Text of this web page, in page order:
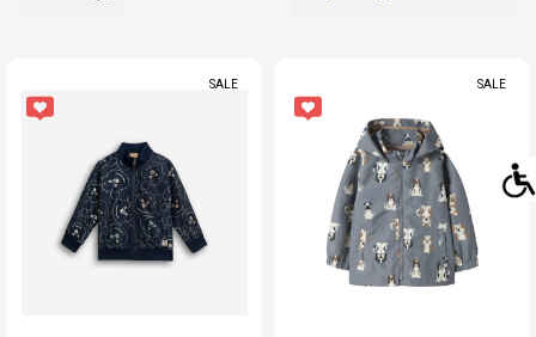
SALE SALE